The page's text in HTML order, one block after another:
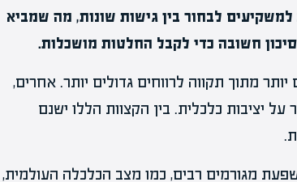
לבחור בין גישות שונות, מה שמביא
חשובה כדי לקבל החלטות מושכלות.
מתוך תקווה לרווחים גדולים יותר. אחרים,
יציבות כלכלית. בין הקצוות הללו ישנם
מגורמים רבים, כמו מצב הכלכלה העולמית,